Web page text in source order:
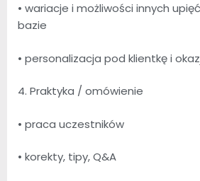
• wariacje i możliwości innych
bazie
• personalizacja pod klientkę i
4. Praktyka / omówienie
• praca uczestników
• korekty, tipy, Q&A